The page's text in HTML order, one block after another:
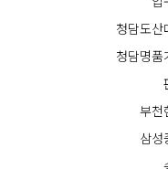
청담도산
청담명품
부천
삼성